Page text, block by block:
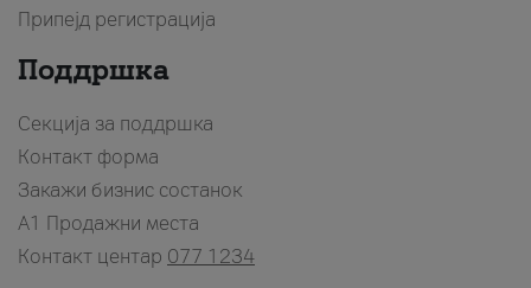
Припејд регистрација
Поддршка
Секција за поддршка
Контакт форма
Закажи бизнис состанок
A1 Продажни места
Контакт центар 077 1234